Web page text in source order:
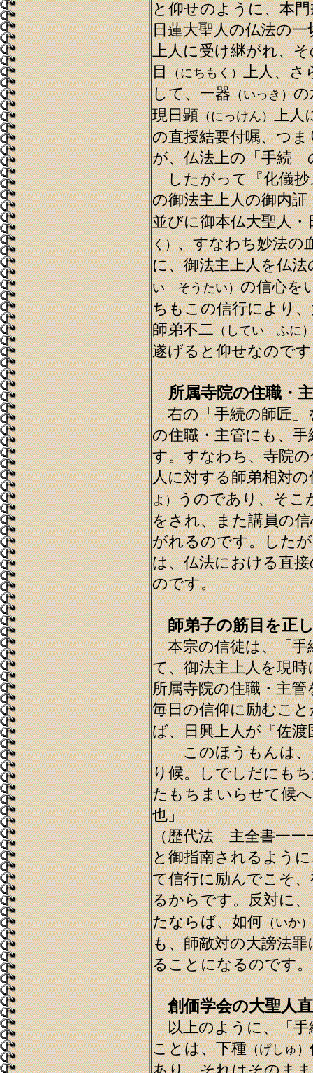
と仰せのように、本
日蓮大聖人の仏法の
上人に受け継がれ、
目（にちもく）上人、さ
して、一器（いっき）の
現日顕（にっけん）上人
の直授結要付嘱、つ
が、仏法上の「手続」
したがって『化儀抄
の御法主上人の御内証
並びに御本仏大聖人・
く）、すなわち妙法の
に、御法主上人を仏
い そうたい）の信心を
ちもこの信行により
師弟不二（してい ふに
遂げると仰せなので
所属寺院の住職・主
右の「手続の師匠」
の住職・主管にも、
す。すなわち、寺院
人に対する師弟相対
よ）うのであり、そこ
をされ、また講員の
がれるのです。した
は、仏法における直
のです。
師弟子の筋目を正
本宗の信徒は、「手
て、御法主上人を現
所属寺院の住職・主
毎日の信仰に励むこ
ば、日興上人が『佐
「このほうもんは、
り候。しでしだにも
たもちまいらせて候
也」
（歴代法 主全書一ー
と御指南されるよう
て信行に励んでこそ
るからです。反対に
たならば、如何（いか）
も、師敵対の大謗法
ることになるのです。
創価学会の大聖人
以上のように、「手
ことは、下種（げしゅ）